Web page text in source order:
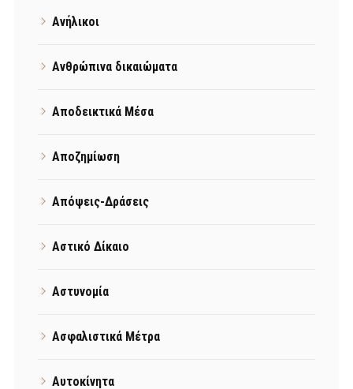
Ανήλικοι
Ανθρώπινα δικαιώματα
Αποδεικτικά Μέσα
Αποζημίωση
Απόψεις-Δράσεις
Αστικό Δίκαιο
Αστυνομία
Ασφαλιστικά Μέτρα
Αυτοκίνητα